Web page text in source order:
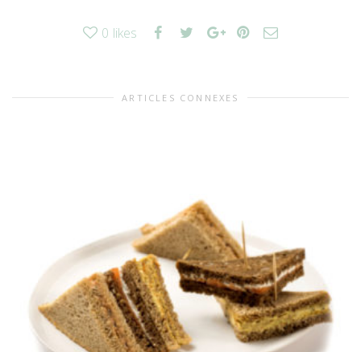
0 likes
ARTICLES CONNEXES